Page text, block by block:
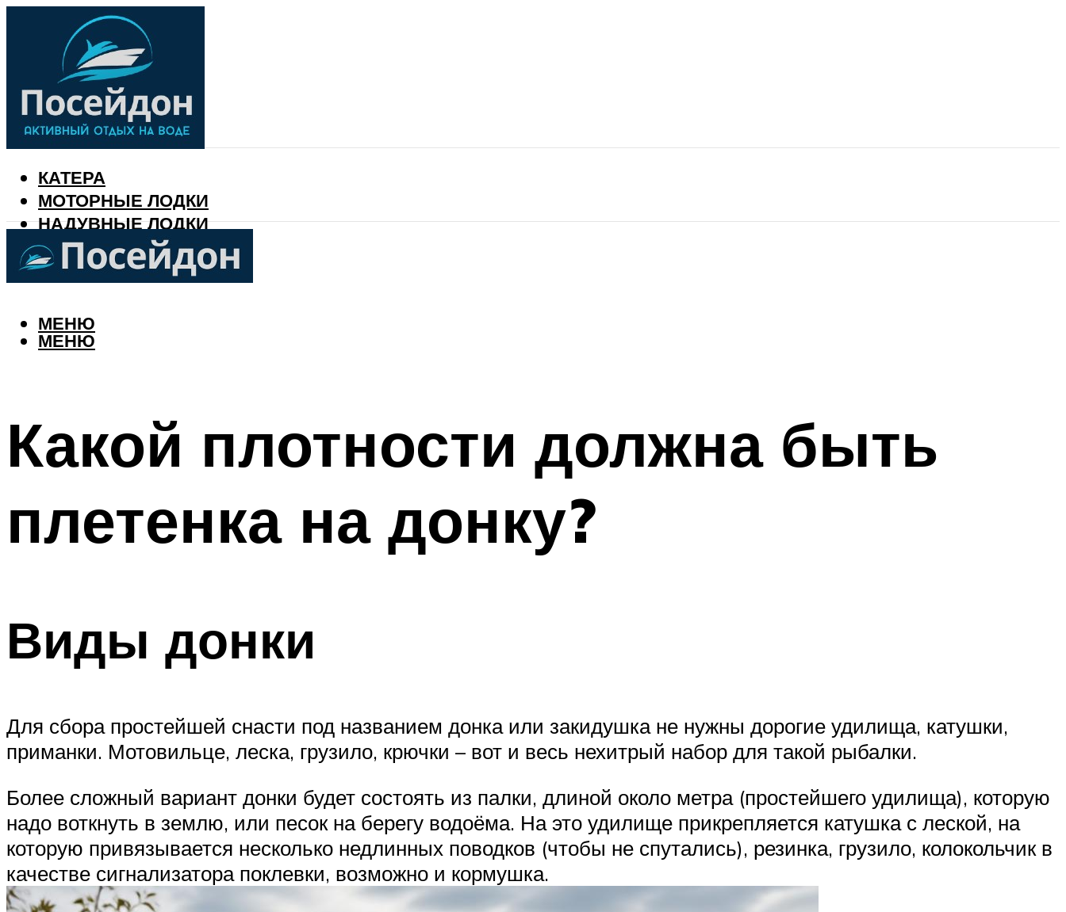
КАТЕРА
МОТОРНЫЕ ЛОДКИ
НАДУВНЫЕ ЛОДКИ
РЫБАЛКА
КАЛЕНДАРЬ РЫБАКА
МЕНЮ
МЕНЮ
Какой плотности должна быть
плетенка на донку?
Виды донки
Для сбора простейшей снасти под названием донка или закидушка не нужны дорогие удилища, катушки,
приманки. Мотовильце, леска, грузило, крючки – вот и весь нехитрый набор для такой рыбалки.
Более сложный вариант донки будет состоять из палки, длиной около метра (простейшего удилища), которую
надо воткнуть в землю, или песок на берегу водоёма. На это удилище прикрепляется катушка с леской, на
которую привязывается несколько недлинных поводков (чтобы не спутались), резинка, грузило, колокольчик в
качестве сигнализатора поклевки, возможно и кормушка.